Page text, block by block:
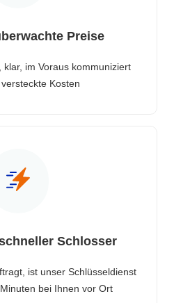
Preise
klar, im Voraus kommuniziert
Kosten
Schlosser
ist unser Schlüsseldienst
bei Ihnen vor Ort